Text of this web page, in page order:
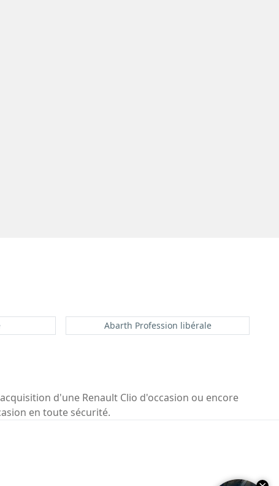
Abarth Profession libérale
d'une Renault Clio d'occasion ou encore
en toute sécurité.